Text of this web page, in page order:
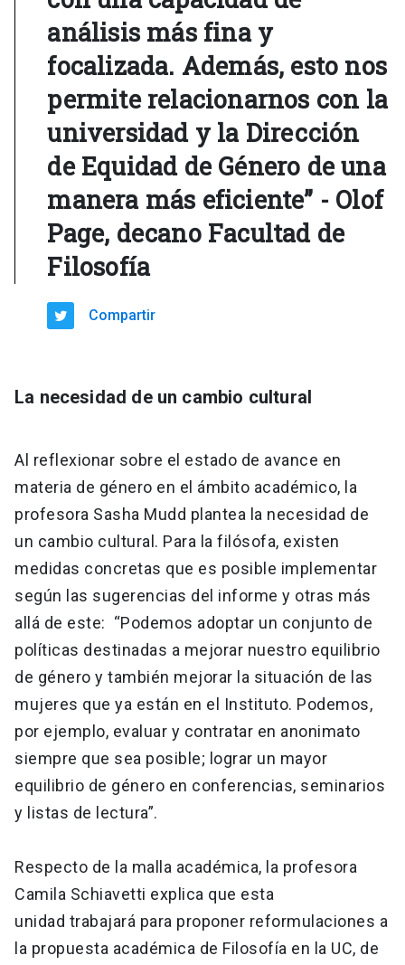
análisis más fina y
focalizada. Además, esto nos
permite relacionarnos con la
universidad y la Dirección
de Equidad de Género de una
manera más eficiente” - Olof
Page, decano Facultad de
Filosofía
Compartir
La necesidad de un cambio cultural
Al reflexionar sobre el estado de avance en
materia de género en el ámbito académico, la
profesora Sasha Mudd plantea la necesidad de
un cambio cultural. Para la filósofa, existen
medidas concretas que es posible implementar
según las sugerencias del informe y otras más
allá de este: “Podemos adoptar un conjunto de
políticas destinadas a mejorar nuestro equilibrio
de género y también mejorar la situación de las
mujeres que ya están en el Instituto. Podemos,
por ejemplo, evaluar y contratar en anonimato
siempre que sea posible; lograr un mayor
equilibrio de género en conferencias, seminarios
y listas de lectura”.
Respecto de la malla académica, la profesora
Camila Schiavetti explica que esta
unidad trabajará para proponer reformulaciones a
la propuesta académica de Filosofía en la UC, de